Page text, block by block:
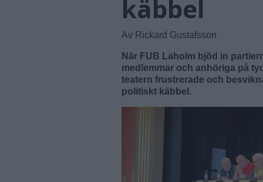
käbbel
Av Rickard Gustafsson
När FUB Laholm bjöd in
medlemmar och anhöriga på
teatern frustrerade och
politiskt käbbel.